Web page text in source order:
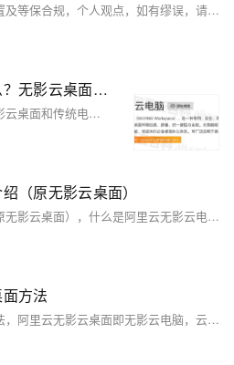
简单聊聊无影云桌面的安全设置及等保合规，个人观点，如有缪误，请指正。
阿里云无影云电脑是什么？无影云桌面和传统电脑有什么区别？
阿里云无影云电脑是什么？无影云桌面和传统电脑有什么区别？
（原无影云桌面）
阿里云无影云电脑详细介绍（原无影云桌面），什么是阿里云无影云电脑？无影云电脑（原云桌面）是一种快速构建、高效管理桌面办公环境，无影云电脑可用于远程办公、多分支机构、安全OA、短期使用、专业制图等使用场景，阿里云百科分享无影云桌面的详细介绍、租用价格、云电脑的优势、使用场景、网络架构、无影云电脑与云服务器的区别以及关于无影云电脑的常见问题解答FAQ
方法
阿里无影云桌面连接云桌面方法，阿里云无影云桌面即无影云电脑，云电脑如何使用？云电脑购买后没有用户名和密码，先创建用户设置密码，才可以登录连接到云电脑。云电脑想要访问公网还需要开通互联网访问功能。阿里云百科来详细说下阿里云无影云电脑从购买、创建用户名密码和访问互联网全过程